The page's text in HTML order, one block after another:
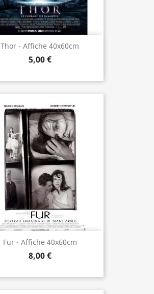
Thor - Affiche 40x60cm
5,00 €
Fur - Affiche 40x60cm
8,00 €